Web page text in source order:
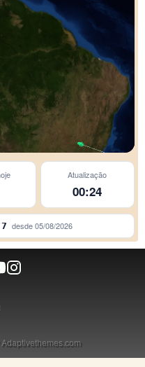
Atualização
00:24
desde05/08/2026
Adaptivethemes.com